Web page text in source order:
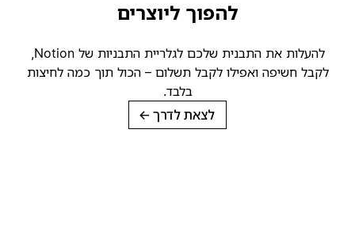
להפוך ליוצרים
להעלות את התבנית שלכם לגלריית התבניות של Notion,
לקבל חשיפה ואפילו לקבל תשלום – הכול תוך כמה לחיצות
בלבד.
לצאת לדרך→